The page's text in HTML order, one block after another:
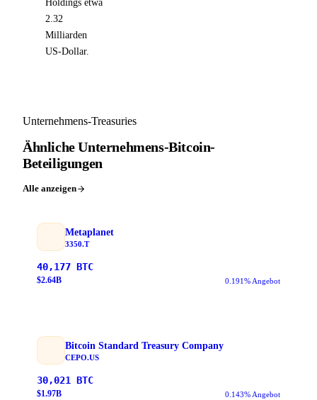
Holdings etwa
2.32
Milliarden
US-Dollar.
Unternehmens-Treasuries
Ähnliche Unternehmens-Bitcoin-
Beteiligungen
Alle anzeigen
Metaplanet
3350.T
40,177 BTC
$2.64B 0.191% Angebot
Bitcoin Standard Treasury Company
CEPO.US
30,021 BTC
$1.97B 0.143% Angebot